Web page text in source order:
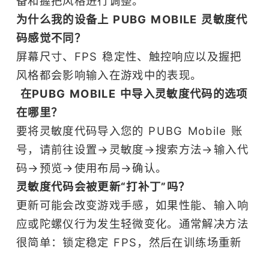
为什么我的设备上 PUBG MOBILE 灵敏度代
码感觉不同？
屏幕尺寸、FPS 稳定性、触控响应以及握把
风格都会影响输入在游戏中的表现。
在PUBG MOBILE 中导入灵敏度代码的选项
在哪里？
要将灵敏度代码导入您的 PUBG Mobile 账
号，请前往设置→灵敏度→搜索方法→输入代
码→预览→使用布局→确认。
灵敏度代码会被更新“打补丁”吗？
更新可能会改变游戏手感，如果性能、输入响
应或陀螺仪行为发生轻微变化。通常解决方法
很简单：锁定稳定 FPS，然后在训练场重新